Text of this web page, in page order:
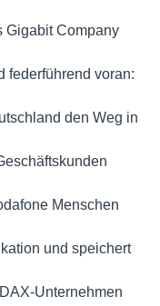
Gigabit Company
federführend voran:
den Weg in
Menschen
und speichert
Unternehmen